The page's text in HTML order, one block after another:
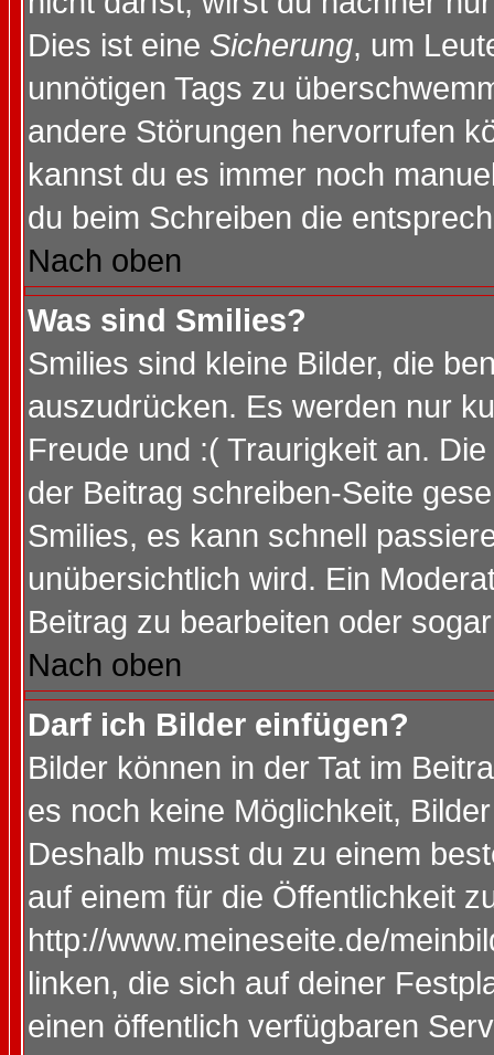
Dies ist eine Sicherung, um
unnötigen Tags zu
andere Störungen hervorrufen
kannst du es immer noch
du beim Schreiben die
Nach oben
Was sind Smilies?
Smilies sind kleine Bilder, die
auszudrücken. Es werden nur
Freude und :( Traurigkeit an.
der Beitrag schreiben-Seite
Smilies, es kann schnell
unübersichtlich wird. Ein
Beitrag zu bearbeiten oder
Nach oben
Darf ich Bilder einfügen?
Bilder können in der Tat im
es noch keine Möglichkeit,
Deshalb musst du zu einem
auf einem für die Öffentlichkeit
http://www.meineseite.de/
linken, die sich auf deiner
einen öffentlich verfügbaren